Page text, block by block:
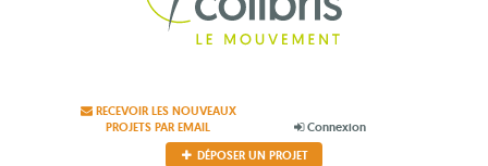
RECEVOIR LES NOUVEAUX
PROJETS PAR EMAIL
Connexion
DÉPOSER UN PROJET